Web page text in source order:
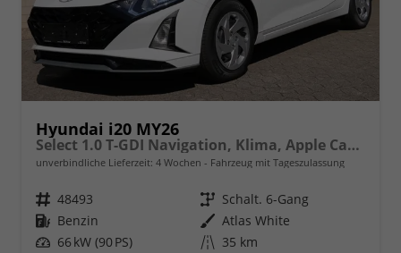
Hyundai i20 MY26
Select 1.0 T-GDI Navigation, Klima, Apple Carplay, Android Auto
unverbindliche Lieferzeit: 4 Wochen Fahrzeug mit Tageszulassung
Fahrzeugnr. 48493 Getriebe Schalt. 6-Gang
Kraftstoff Benzin Außenfarbe Atlas White
Leistung 66 kW (90 PS) Kilometerstand 35 km